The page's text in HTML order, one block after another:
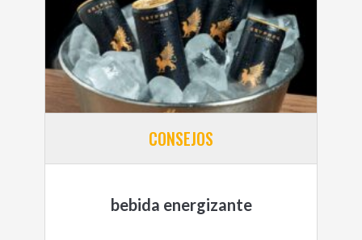
CONSEJOS
bebida energizante